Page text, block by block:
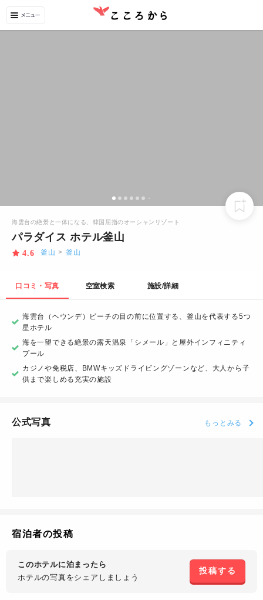
海雲台の絶景と一体になる、韓国屈指のオーシャンリゾート
パラダイス ホテル釜山
4.6 釜山 > 釜山
口コミ・写真 空室検索 施設/詳細
海雲台（ヘウンデ）ビーチの目の前に位置する、釜山を代表する5つ
星ホテル
海を一望できる絶景の露天温泉「シメール」と屋外インフィニティ
プール
カジノや免税店、BMWキッズドライビングゾーンなど、大人から子
供まで楽しめる充実の施設
公式写真 もっとみる
宿泊者の投稿
このホテルに泊まったら
ホテルの写真をシェアしましょう
投稿する